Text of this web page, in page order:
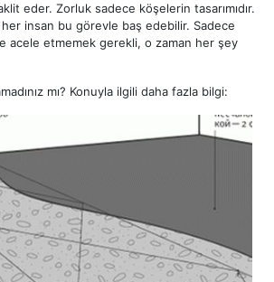
eder. Zorluk sadece köşelerin tasarımıdır.
insan bu görevle baş edebilir. Sadece
acele etmemek gerekli, o zaman her şey
mı? Konuyla ilgili daha fazla bilgi: